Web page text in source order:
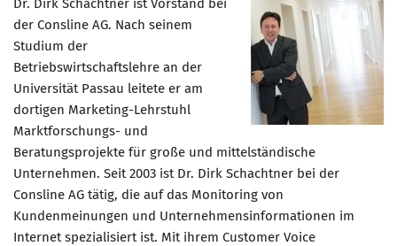
Dr. Dirk Schachtner ist Vorstand bei
der Consline AG. Nach seinem
Studium der
Betriebswirtschaftslehre an der
Universität Passau leitete er am
dortigen Marketing-Lehrstuhl
Marktforschungs- und
Beratungsprojekte für große und mittelständische
Unternehmen. Seit 2003 ist Dr. Dirk Schachtner bei der
Consline AG tätig, die auf das Monitoring von
Kundenmeinungen und Unternehmensinformationen im
Internet spezialisiert ist. Mit ihrem Customer Voice